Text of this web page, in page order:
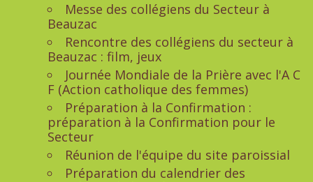
Messe des collégiens du Secteur à
Beauzac
Rencontre des collégiens du secteur à
Beauzac : film, jeux
Journée Mondiale de la Prière avec l'A C
F (Action catholique des femmes)
Préparation à la Confirmation :
préparation à la Confirmation pour le
Secteur
Réunion de l'équipe du site paroissial
Préparation du calendrier des